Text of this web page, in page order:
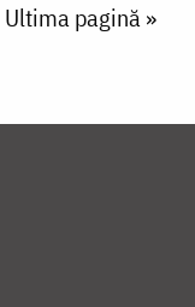
Last page
Ultima pagină »